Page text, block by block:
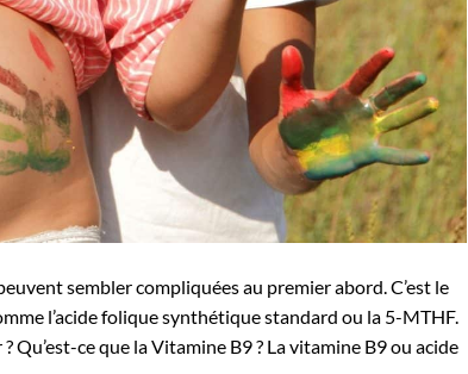
sembler compliquées au premier abord. C’est le
l’acide folique synthétique standard ou la 5-MTHF.
Qu’est-ce que la Vitamine B9 ? La vitamine B9 ou acide